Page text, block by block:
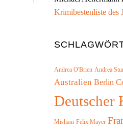
Krimibestenliste des
Andrea O'Brien Andrea
Australien Berlin
Deutscher
Mishani Felix Mayer